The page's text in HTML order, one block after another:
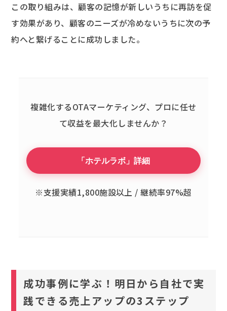
この取り組みは、顧客の記憶が新しいうちに再訪を促
す効果があり、顧客のニーズが冷めないうちに次の予
約へと繋げることに成功しました。
複雑化するOTAマーケティング、 プロに任せ
て収益を最大化しませんか？
「ホテルラボ」詳細
※支援実績1,800施設以上 / 継続率97%超
成功事例に学ぶ！明日から自社で実
践できる売上アップの3ステップ